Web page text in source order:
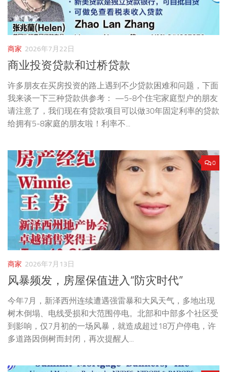
商家 2026年7月22日
商业投资贷款和过桥贷款
许多朋友在买房投资的路上遇到不少贷款困难和问题，下面
我来谈一下三种贷款供参考： —5-8个住宅家庭型户的朋友
请注意了，我们现在有贷款项目可以做30年固定利率的贷款
给拥有5-8家庭的朋友啦！利率不...
0
商家 2026年7月13日
风暴频发，房屋保值进入“防灾时代”
今年7月，新泽西州连续遭遇强雷暴和大风天气，多地出现
树木倒塌、电线受损和大范围停电。北部和中部多个社区受
到影响，仅7月初的一场风暴，就造成超过18万户停电，许
多道路因倒树而封闭，再次提醒人...